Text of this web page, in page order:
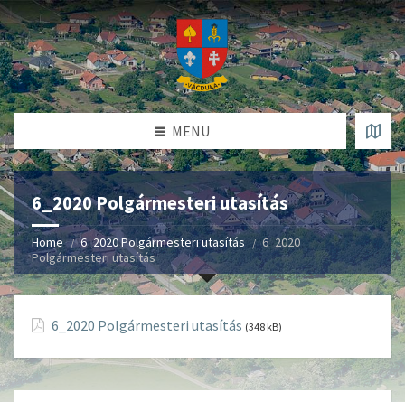
MENU
6_2020 Polgármesteri utasítás
Home 6_2020 Polgármesteri utasítás
6_2020
Polgármesteri utasítás
6_2020 Polgármesteri utasítás (348 kB)